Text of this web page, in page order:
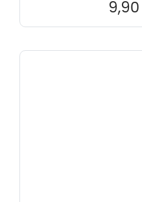
9,90